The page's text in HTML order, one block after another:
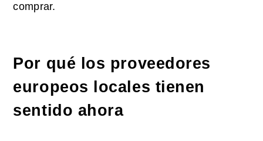
comprar.
Por qué los proveedores
europeos locales tienen
sentido ahora